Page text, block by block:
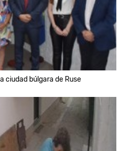
ciudad búlgara de Ruse